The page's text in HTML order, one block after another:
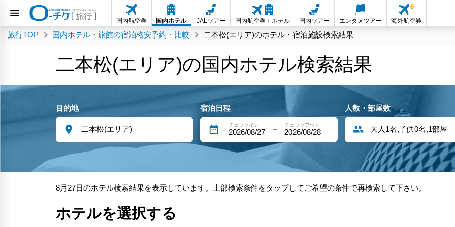
国内航空券 国内ホテル JALツアー 国内航空券＋ホテル 国内ツアー エンタメツアー 海外航空券
旅行TOP 国内ホテル・旅館の宿泊格安予約・比較 二本松(エリア)のホテル・宿泊施設検索結果
二本松(エリア)の国内ホテル検索結果
目的地 宿泊日程
チェックイン
2026/08/27
チェックアウト
2026/08/28
人数・部屋数
大人1名,子供0名,1部屋
8月27日のホテル検索結果を表示しています。上部検索条件をタップしてご希望の条件で再検索して下さい。
ホテルを選択する